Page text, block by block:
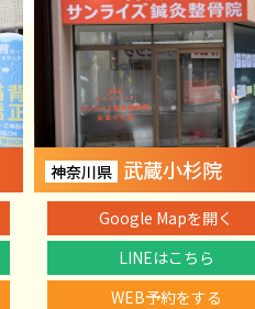
神奈川県 武蔵小杉院
Google Mapを開く
LINEはこちら
WEB予約をする